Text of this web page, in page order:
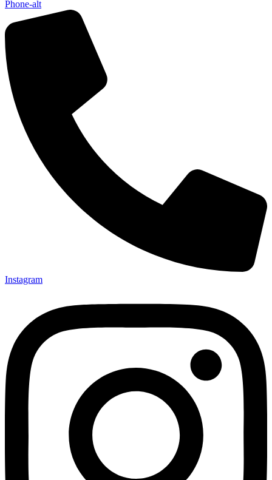
Phone-alt
Instagram